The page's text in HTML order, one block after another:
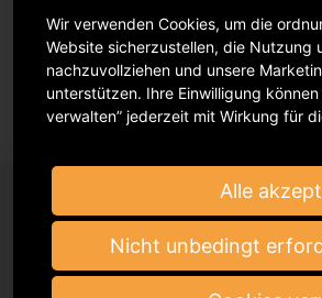
mehr erfahren
Wir verwenden Cookies, um die
Website sicherzustellen, die Nutzung
nachzuvollziehen und unsere
unterstützen. Ihre Einwilligung können
verwalten” jederzeit mit Wirkung für
Alle
Nicht unbedingt